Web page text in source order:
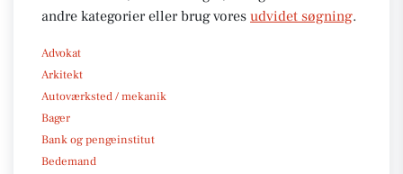
andre kategorier eller brug vores udvidet søgning.
Advokat
Arkitekt
Autoværksted / mekanik
Bager
Bank og pengeinstitut
Bedemand